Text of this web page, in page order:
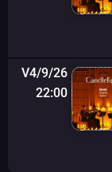
V4/9/26
22:00